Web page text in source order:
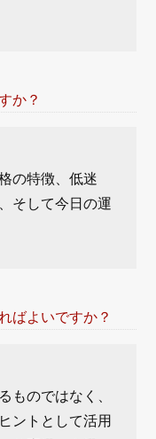
か？
の特徴、低迷
そして今日の運
ばよいですか？
ものではなく、
ントとして活用